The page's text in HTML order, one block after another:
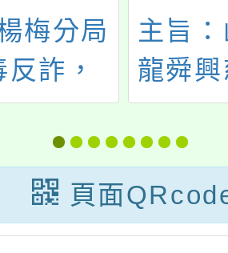
梅分局
反詐，
不行」
宣導活
越野競
主旨
龍舜
急難
份，
頁面